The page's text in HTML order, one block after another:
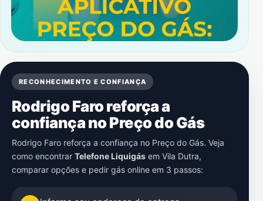
RECONHECIMENTO E CONFIANÇA
Rodrigo Faro reforça a
confiança no Preço do Gás
Rodrigo Faro reforça a confiança no Preço do Gás. Veja
como encontrar Telefone Liquigás em Vila Dutra,
comparar opções e pedir gás online em 3 passos: